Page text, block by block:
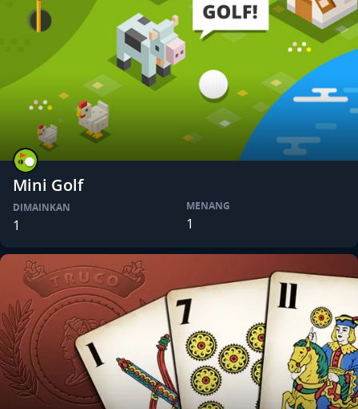
Mini Golf
DIMAINKAN
1
MENANG
1